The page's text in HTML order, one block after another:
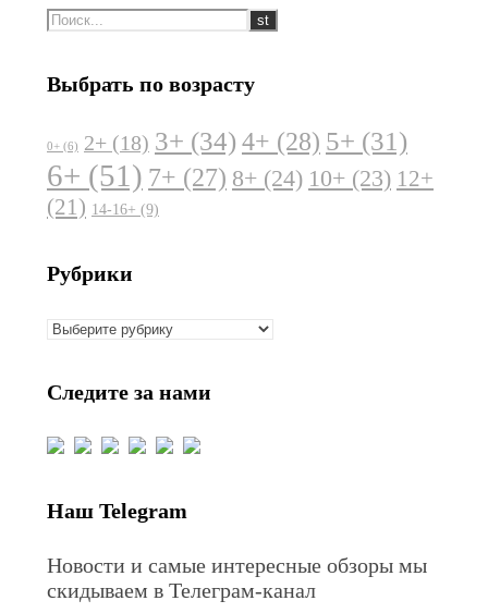
Выбрать по возрасту
0+ (6) 2+ (18) 3+ (34) 4+ (28) 5+ (31)
6+ (51) 7+ (27) 8+ (24) 10+ (23) 12+
(21) 14-16+ (9)
Рубрики
Рубрики
Следите за нами
Наш Telegram
Новости и самые интересные обзоры мы
скидываем в Телеграм-канал